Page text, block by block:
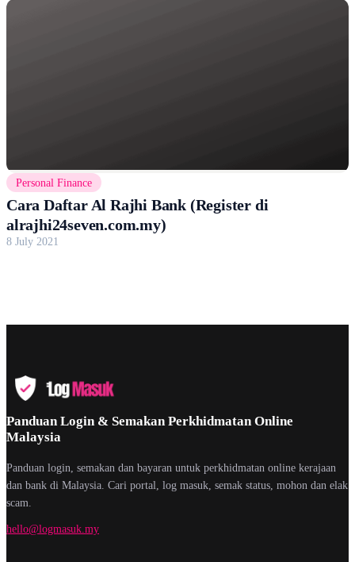
Personal Finance
Cara Daftar Al Rajhi Bank (Register di
alrajhi24seven.com.my)
8 July 2021
Panduan Login & Semakan Perkhidmatan Online
Malaysia
Panduan login, semakan dan bayaran untuk perkhidmatan online kerajaan
dan bank di Malaysia. Cari portal, log masuk, semak status, mohon dan elak
scam.
hello@logmasuk.my